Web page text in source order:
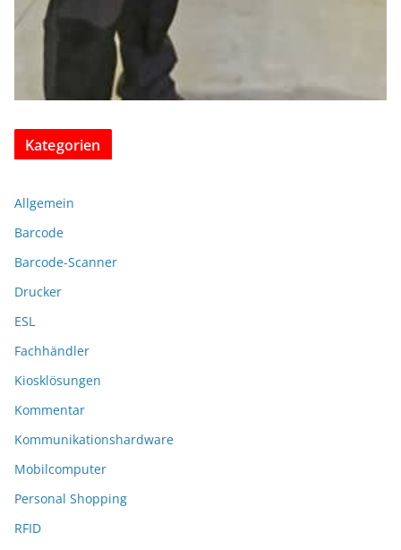
Kategorien
Allgemein
Barcode
Barcode-Scanner
Drucker
ESL
Fachhändler
Kiosklösungen
Kommentar
Kommunikationshardware
Mobilcomputer
Personal Shopping
RFID